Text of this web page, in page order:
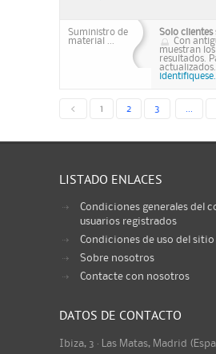
Suministro de
material ...
Solo clientes
Con
muestran
resultados.
identifiquese.
< 1 2 3
LISTADO ENLACES
Condiciones generales del
usuarios registrados
Condiciones de uso del sitio
Sobre nosotros
Contacte con nosotros
DATOS DE CONTACTO
Ibiza, 3 · Las Matas, Madrid